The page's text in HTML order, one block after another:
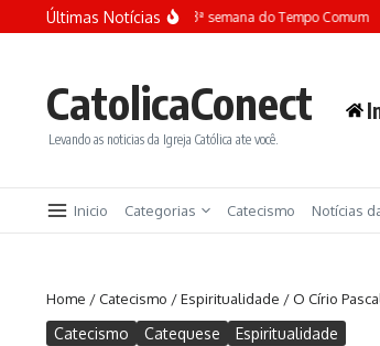
Ir para o conteúdo
Últimas Notícias
Terça-feira da 13ª semana do Tempo Comum
CatolicaConect
Levando as noticias da Igreja Católica ate você.
Inicio Categorias Catecismo Notícias
Home /Catecismo /Espiritualidade /O Círio
Catecismo Catequese Espiritualidade